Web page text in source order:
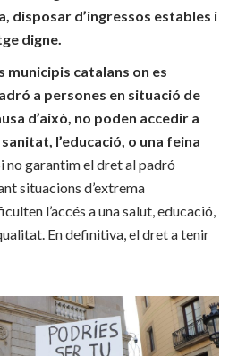
disposar d’ingressos estables i
digne.
municipis catalans on es
a persones en situació de
d’això, no poden accedir a
l’educació, o una feina
no garantim el dret al padró
situacions d’extrema
l’accés a una salut, educació,
En definitiva, el dret a tenir